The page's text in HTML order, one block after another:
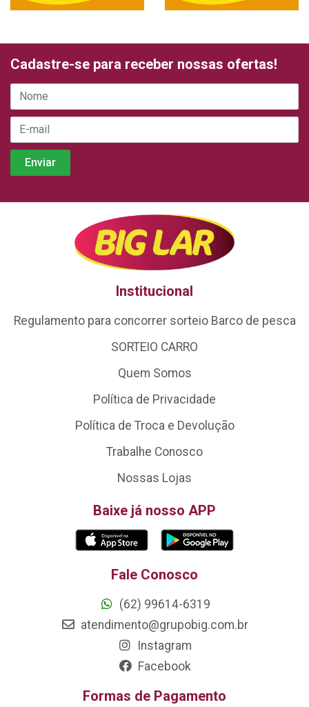
Cadastre-se para receber nossas ofertas!
Institucional
Regulamento para concorrer sorteio Barco de pesca
SORTEIO CARRO
Quem Somos
Política de Privacidade
Política de Troca e Devolução
Trabalhe Conosco
Nossas Lojas
Baixe já nosso APP
Fale Conosco
(62) 99614-6319
atendimento@grupobig.com.br
Instagram
Facebook
Formas de Pagamento